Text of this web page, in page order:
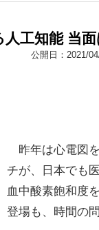
工知能 当
公開日： 2021/
昨年は心電図
チが、日本でも
血中酸素飽和度
登場も、時間の問